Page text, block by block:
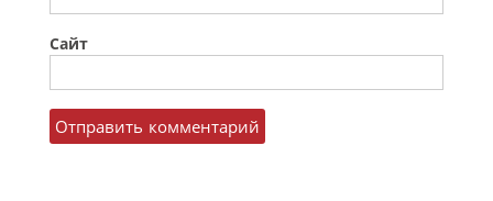
Сайт